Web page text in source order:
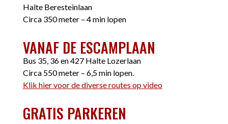
Halte Beresteinlaan
Circa 350 meter – 4 min lopen
VANAF DE ESCAMPLAAN
Bus 35, 36 en 427 Halte Lozerlaan
Circa 550 meter – 6,5 min lopen.
Klik hier voor de diverse routes op video
GRATIS PARKEREN